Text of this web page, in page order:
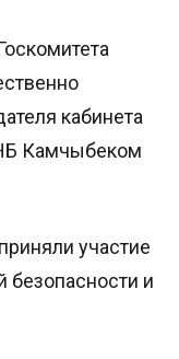
кабинета
Камчыбеком
участие
безопасности и